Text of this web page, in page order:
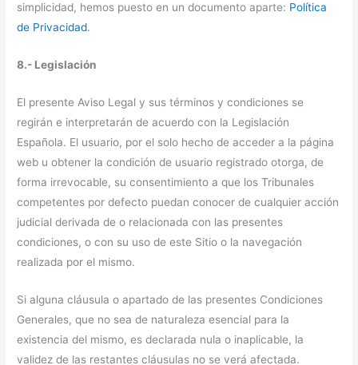
simplicidad, hemos puesto en un documento aparte: Política
de Privacidad.
8.- Legislación
El presente Aviso Legal y sus términos y condiciones se
regirán e interpretarán de acuerdo con la Legislación
Española. El usuario, por el solo hecho de acceder a la página
web u obtener la condición de usuario registrado otorga, de
forma irrevocable, su consentimiento a que los Tribunales
competentes por defecto puedan conocer de cualquier acción
judicial derivada de o relacionada con las presentes
condiciones, o con su uso de este Sitio o la navegación
realizada por el mismo.
Si alguna cláusula o apartado de las presentes Condiciones
Generales, que no sea de naturaleza esencial para la
existencia del mismo, es declarada nula o inaplicable, la
validez de las restantes cláusulas no se verá afectada.